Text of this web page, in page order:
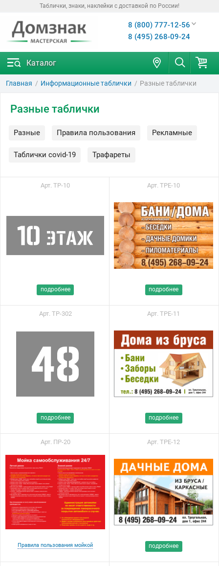
Таблички, знаки, наклейки с доставкой по России!
8 (800) 777-12-56
8 (495) 268-09-24
Каталог
Главная Информационные таблички Разные таблички
Разные таблички
Разные Правила пользования Рекламные
Таблички covid-19 Трафареты
Арт. ТР-10
подробнее
Арт. ТРЕ-10
подробнее
Арт. ТР-302
подробнее
Арт. ТРЕ-11
подробнее
Арт. ПР-20
Правила пользования мойкой
Арт. ТРЕ-12
подробнее